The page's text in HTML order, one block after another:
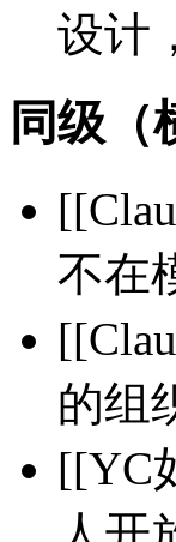
设计
同级（
不在
的组
[[YC